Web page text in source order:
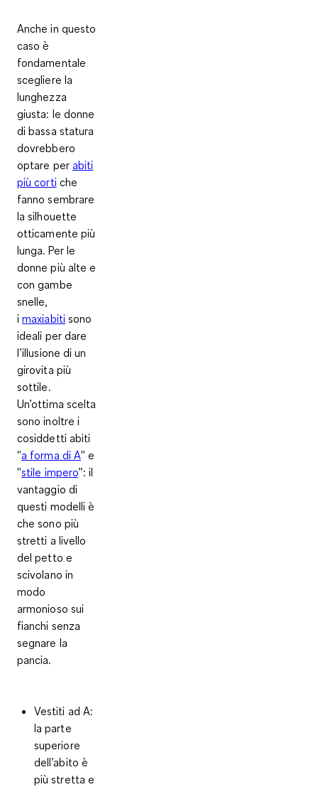
Anche in questo
caso è
fondamentale
scegliere la
lunghezza
giusta: le donne
di bassa statura
dovrebbero
optare per abiti
più cortiche
fanno sembrare
la silhouette
otticamente più
lunga. Per le
donne più alte e
con gambe
snelle,
imaxiabitisono
ideali per dare
l’illusione di un
girovita più
sottile.
Un’ottima scelta
sono inoltre i
cosiddetti abiti
"a forma di A" e
"stile impero”: il
vantaggio di
questi modelli è
che sono più
stretti a livello
del petto e
scivolano in
modo
armonioso sui
fianchi senza
segnare la
pancia.
Vestiti ad A:
la parte
superiore
dell’abito è
più stretta e